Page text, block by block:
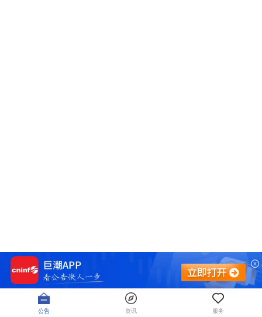
公告 资讯 服务